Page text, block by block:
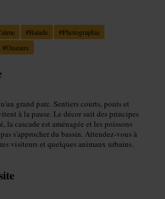
#Balade #Photographie
#Oiseaux
grand parc. Sentiers courts, ponts et
à la pause. Le décor suit des principes
cascade est aménagée et les poissons
s'approcher du bassin. Attendez-vous à
visiteurs et quelques animaux urbains.